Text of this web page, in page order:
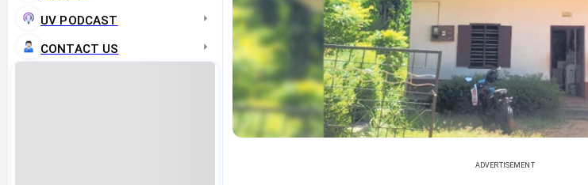
UV PODCAST
CONTACT US
ADVERTISEMENT